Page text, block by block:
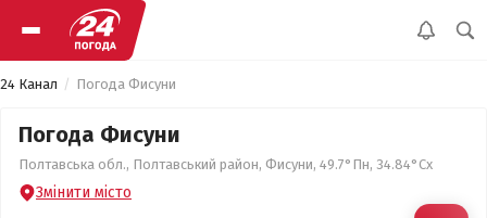
24 Канал Погода Фисуни
Погода Фисуни
Полтавська обл., Полтавський район, Фисуни, 49.7°Пн, 34.84°Сх
Змінити місто